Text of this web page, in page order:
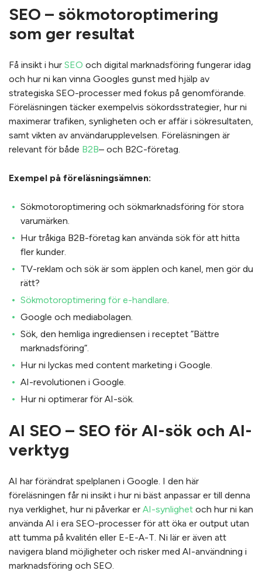
SEO – sökmotoroptimering
som ger resultat
Få insikt i hur SEO och digital marknadsföring fungerar idag
och hur ni kan vinna Googles gunst med hjälp av
strategiska SEO-processer med fokus på genomförande.
Föreläsningen täcker exempelvis sökordsstrategier, hur ni
maximerar trafiken, synligheten och er affär i sökresultaten,
samt vikten av användarupplevelsen. Föreläsningen är
relevant för både B2B– och B2C-företag.
Exempel på föreläsningsämnen:
Sökmotoroptimering och sökmarknadsföring för stora
varumärken.
Hur tråkiga B2B-företag kan använda sök för att hitta
fler kunder.
TV-reklam och sök är som äpplen och kanel, men gör du
rätt?
Sökmotoroptimering för e-handlare.
Google och mediabolagen.
Sök, den hemliga ingrediensen i receptet ”Bättre
marknadsföring”.
Hur ni lyckas med content marketing i Google.
AI-revolutionen i Google.
Hur ni optimerar för AI-sök.
AI SEO – SEO för AI-sök och AI-
verktyg
AI har förändrat spelplanen i Google. I den här
föreläsningen får ni insikt i hur ni bäst anpassar er till denna
nya verklighet, hur ni påverkar er AI-synlighet och hur ni kan
använda AI i era SEO-processer för att öka er output utan
att tumma på kvalitén eller E-E-A-T. Ni lär er även att
navigera bland möjligheter och risker med AI-användning i
marknadsföring och SEO.